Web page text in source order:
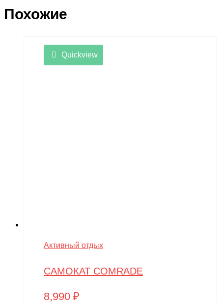
Похожие
Quickview
Активный отдых
САМОКАТ COMRADE
8,990 ₽